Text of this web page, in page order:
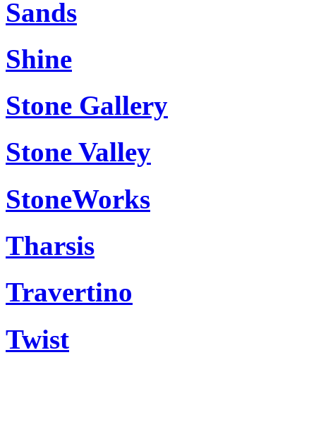
Sands
Shine
Stone Gallery
Stone Valley
StoneWorks
Tharsis
Travertino
Twist